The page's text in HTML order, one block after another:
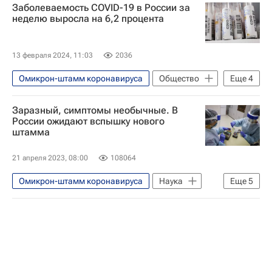
Заболеваемость COVID-19 в России за
неделю выросла на 6,2 процента
13 февраля 2024, 11:03 2036
Еще4
Омикрон-штамм коронавируса
Общество
Здоровье - Общество
Россия
Коронавирус в России
Коронавирус COVID-19
Заразный, симптомы необычные. В
России ожидают вспышку нового
штамма
21 апреля 2023, 08:00 108064
Еще5
Омикрон-штамм коронавируса
Наука
биология
Здоровье